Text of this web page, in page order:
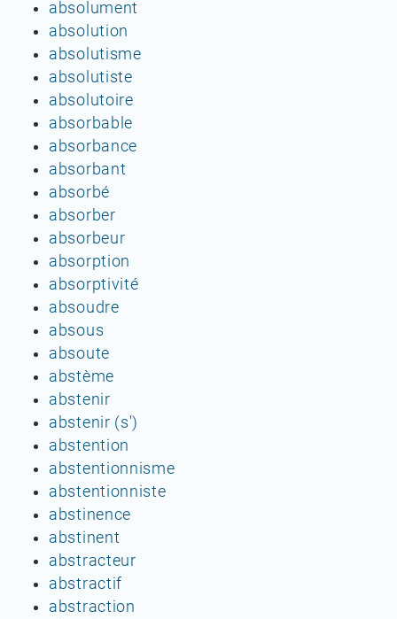
absolument
absolution
absolutisme
absolutiste
absolutoire
absorbable
absorbance
absorbant
absorbé
absorber
absorbeur
absorption
absorptivité
absoudre
absous
absoute
abstème
abstenir
abstenir (s')
abstention
abstentionnisme
abstentionniste
abstinence
abstinent
abstracteur
abstractif
abstraction